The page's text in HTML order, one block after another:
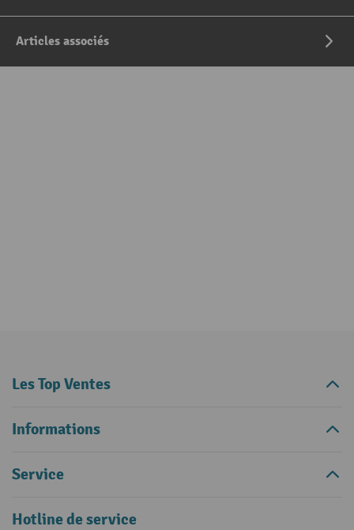
Articles associés
Les Top Ventes
Informations
Service
Hotline de service